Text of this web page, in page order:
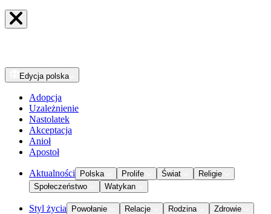
Edycja polska
Adopcja
Uzależnienie
Nastolatek
Akceptacja
Anioł
Apostoł
Aktualności Polska Prolife Świat
Religie
Społeczeństwo
Watykan
Styl życia Powołanie Relacje Rodzina
Zdrowie